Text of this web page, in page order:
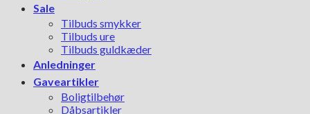
Sale
Tilbuds smykker
Tilbuds ure
Tilbuds guldkæder
Anledninger
Gaveartikler
Boligtilbehør
Dåbsartikler